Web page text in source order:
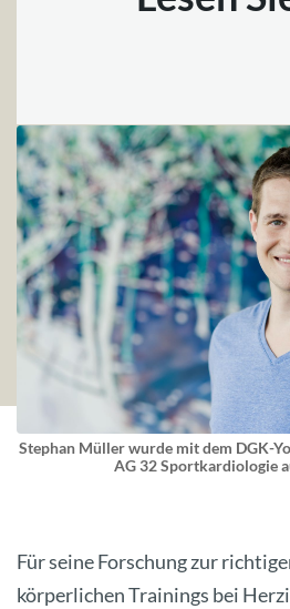
Stephan Müller wurde mit dem DGK-
AG 32 Sportkardiologie
Für seine Forschung zur
körperlichen Trainings bei